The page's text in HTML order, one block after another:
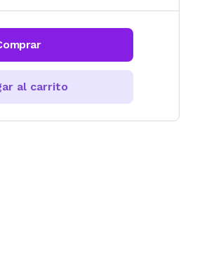
CALCULAR
al carrito